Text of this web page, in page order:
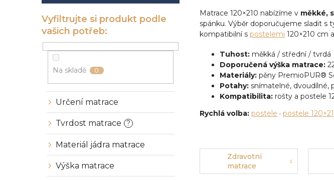
p
a
n
e
l
Na skladě 0
Materiál jádra matrace
Tvrdost matrace ?
Určení matrace
Výška matrace
Matrace 120×210 nabízíme v měkké,
spánku. Výběr doporučujeme sladit s
kompatibilní s postelemi 120×210 cm
Tuhost: měkká / střední / tvrdá
Doporučená výška matrace:
Materiály: pěny PremioPUR®
Potahy: snímatelné, dvoudílné,
Kompatibilita: rošty a postele
Rychlá volba: postele · postele
Zdravotní
matrace